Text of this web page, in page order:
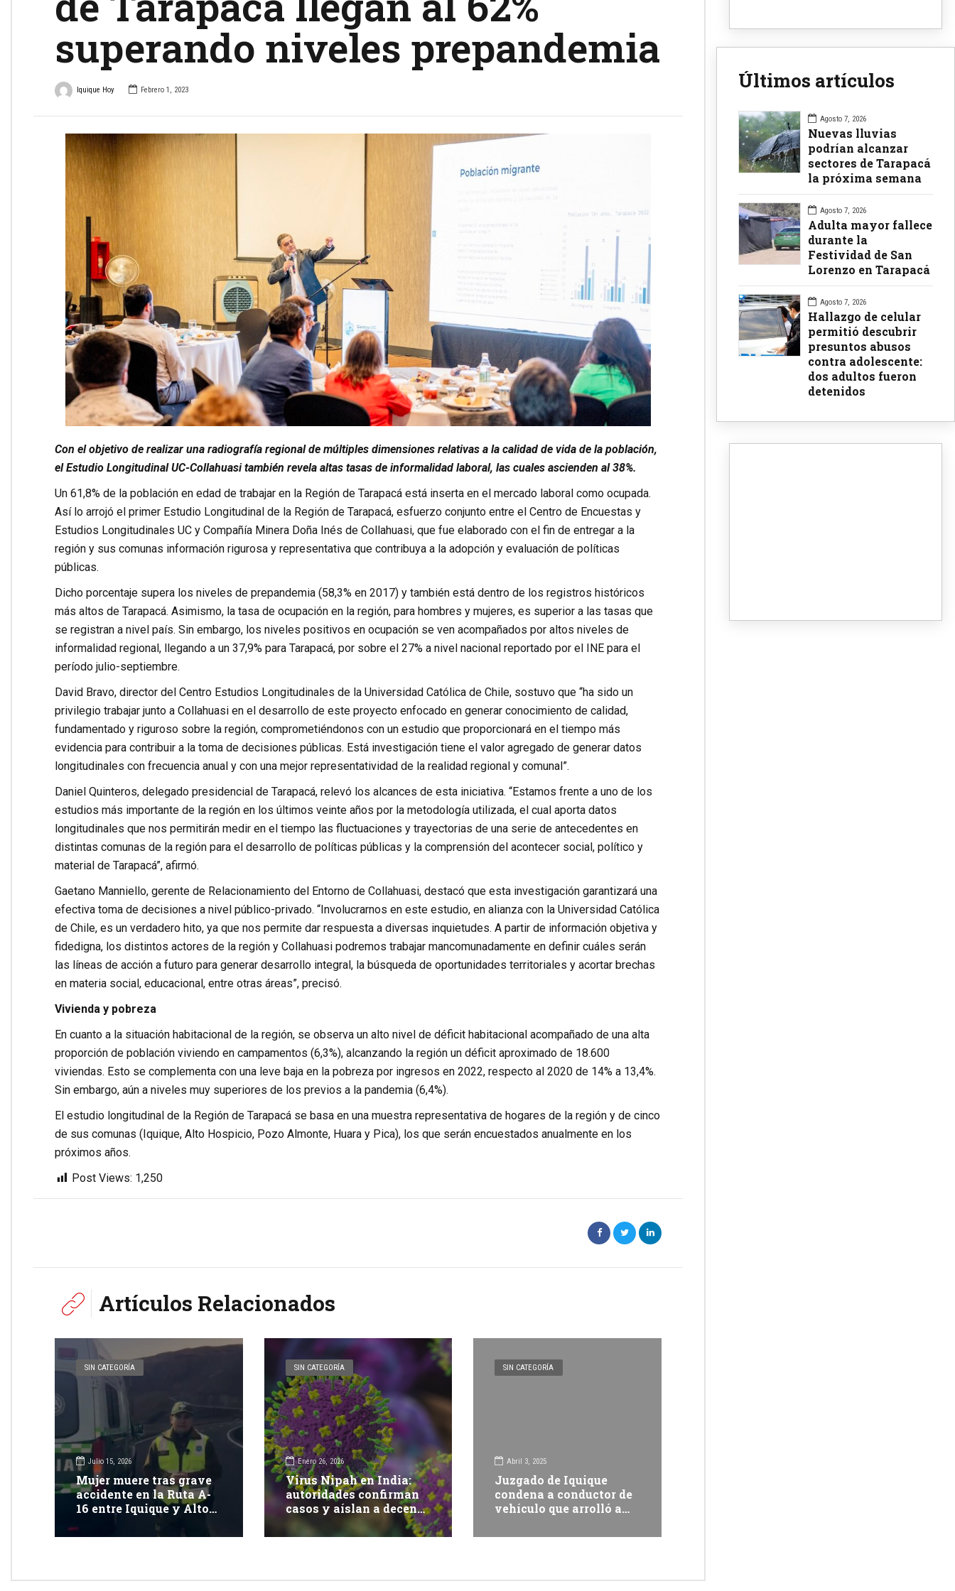
superando niveles prepandemia
Iquique Hoy Febrero 1, 2023
Con el objetivo de realizar una radiografía regional de múltiples dimensiones relativas a la calidad de vida de la población,
el Estudio Longitudinal UC-Collahuasi también revela altas tasas de informalidad laboral, las cuales ascienden al 38%.
Un 61,8% de la población en edad de trabajar en la Región de Tarapacá está inserta en el mercado laboral como ocupada.
Así lo arrojó el primer Estudio Longitudinal de la Región de Tarapacá, esfuerzo conjunto entre el Centro de Encuestas y
Estudios Longitudinales UC y Compañía Minera Doña Inés de Collahuasi, que fue elaborado con el fin de entregar a la
región y sus comunas información rigurosa y representativa que contribuya a la adopción y evaluación de políticas
públicas.
Dicho porcentaje supera los niveles de prepandemia (58,3% en 2017) y también está dentro de los registros históricos
más altos de Tarapacá. Asimismo, la tasa de ocupación en la región, para hombres y mujeres, es superior a las tasas que
se registran a nivel país. Sin embargo, los niveles positivos en ocupación se ven acompañados por altos niveles de
informalidad regional, llegando a un 37,9% para Tarapacá, por sobre el 27% a nivel nacional reportado por el INE para el
período julio-septiembre.
David Bravo, director del Centro Estudios Longitudinales de la Universidad Católica de Chile, sostuvo que “ha sido un
privilegio trabajar junto a Collahuasi en el desarrollo de este proyecto enfocado en generar conocimiento de calidad,
fundamentado y riguroso sobre la región, comprometiéndonos con un estudio que proporcionará en el tiempo más
evidencia para contribuir a la toma de decisiones públicas. Está investigación tiene el valor agregado de generar datos
longitudinales con frecuencia anual y con una mejor representatividad de la realidad regional y comunal”.
Daniel Quinteros, delegado presidencial de Tarapacá, relevó los alcances de esta iniciativa. “Estamos frente a uno de los
estudios más importante de la región en los últimos veinte años por la metodología utilizada, el cual aporta datos
longitudinales que nos permitirán medir en el tiempo las fluctuaciones y trayectorias de una serie de antecedentes en
distintas comunas de la región para el desarrollo de políticas públicas y la comprensión del acontecer social, político y
material de Tarapacá”, afirmó.
Gaetano Manniello, gerente de Relacionamiento del Entorno de Collahuasi, destacó que esta investigación garantizará una
efectiva toma de decisiones a nivel público-privado. “Involucrarnos en este estudio, en alianza con la Universidad Católica
de Chile, es un verdadero hito, ya que nos permite dar respuesta a diversas inquietudes. A partir de información objetiva y
fidedigna, los distintos actores de la región y Collahuasi podremos trabajar mancomunadamente en definir cuáles serán
las líneas de acción a futuro para generar desarrollo integral, la búsqueda de oportunidades territoriales y acortar brechas
en materia social, educacional, entre otras áreas”, precisó.
Vivienda y pobreza
En cuanto a la situación habitacional de la región, se observa un alto nivel de déficit habitacional acompañado de una alta
proporción de población viviendo en campamentos (6,3%), alcanzando la región un déficit aproximado de 18.600
viviendas. Esto se complementa con una leve baja en la pobreza por ingresos en 2022, respecto al 2020 de 14% a 13,4%.
Sin embargo, aún a niveles muy superiores de los previos a la pandemia (6,4%).
El estudio longitudinal de la Región de Tarapacá se basa en una muestra representativa de hogares de la región y de cinco
de sus comunas (Iquique, Alto Hospicio, Pozo Almonte, Huara y Pica), los que serán encuestados anualmente en los
próximos años.
Post Views: 1,250
Artículos Relacionados
SIN CATEGORÍA
Julio 15, 2026
Mujer muere tras grave
accidente en la Ruta A-
16 entre Iquique y Alto
Hospicio
SIN CATEGORÍA
Enero 26, 2026
Virus Nipah en India:
autoridades confirman
casos y aíslan a decenas
de personas por nuevo
brote
SIN CATEGORÍA
Abril 3, 2025
Juzgado de Iquique
condena a conductor de
vehículo que arrolló a
Últimos artículos
Agosto 7, 2026
Nuevas lluvias
podrían alcanzar
sectores de Tarapacá
la próxima semana
Agosto 7, 2026
Adulta mayor fallece
durante la
Festividad de San
Lorenzo en Tarapacá
Agosto 7, 2026
Hallazgo de celular
permitió descubrir
presuntos abusos
contra adolescente:
dos adultos fueron
detenidos